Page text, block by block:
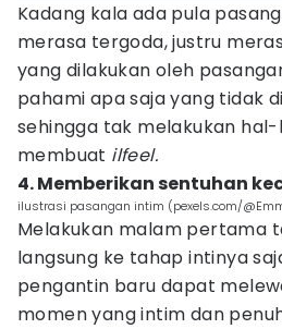
Kadang kala ada pula
merasa tergoda, justru
yang dilakukan oleh
pahami apa saja yang tidak
sehingga tak melakukan
membuat ilfeel.
4. Memberikan sentuhan
ilustrasi pasangan intim (pexels.com/
Melakukan malam pertama
langsung ke tahap intinya
pengantin baru dapat
momen yang intim dan